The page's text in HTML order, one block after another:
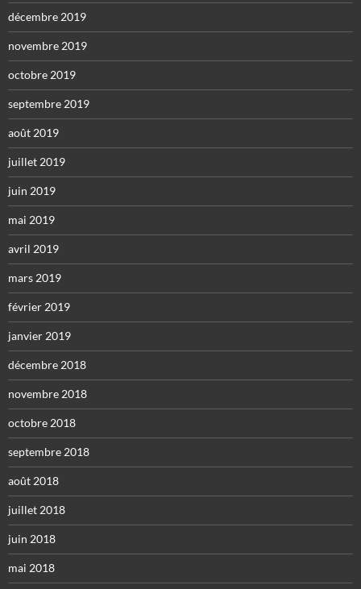
décembre 2019
novembre 2019
octobre 2019
septembre 2019
août 2019
juillet 2019
juin 2019
mai 2019
avril 2019
mars 2019
février 2019
janvier 2019
décembre 2018
novembre 2018
octobre 2018
septembre 2018
août 2018
juillet 2018
juin 2018
mai 2018